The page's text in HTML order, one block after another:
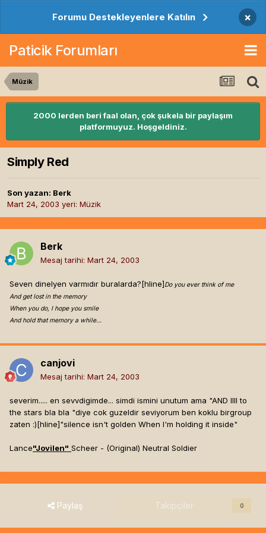
Forumu Destekleyenlere Katılın ×
Paticik Forumları
Müzik
2000 lerden beri faal olan, çok şukela bir paylaşım
platformuyuz. Hoşgeldiniz.
Simply Red
Son yazan: Berk
Mart 24, 2003 yeri: Müzik
Berk
Mesaj tarihi: Mart 24, 2003
Seven dinelyen varmıdır buralarda?[hline]Do you ever think of me
And get lost in the memory
When you do, I hope you smile
And hold that memory a while…
canjovi
Mesaj tarihi: Mart 24, 2003
severim..... en sevvdigimde... simdi ismini unutum ama "AND IIII to
the stars bla bla "diye cok guzeldir seviyorum ben koklu birgroup
zaten :)[hline]"silence isn't golden When I'm holding it inside"
Lance"Jovilen" Scheer - (Original) Neutral Soldier
Paylaş Takipçiler 0